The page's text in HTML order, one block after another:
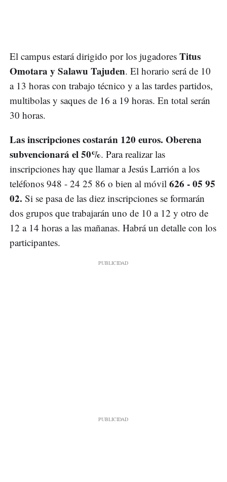
El campus estará dirigido por los jugadores Titus
Omotara y Salawu Tajuden. El horario será de 10
a 13 horas con trabajo técnico y a las tardes partidos,
multibolas y saques de 16 a 19 horas. En total serán
30 horas.
Las inscripciones costarán 120 euros. Oberena
subvencionará el 50%. Para realizar las
inscripciones hay que llamar a Jesús Larrión a los
teléfonos 948 - 24 25 86 o bien al móvil 626 - 05 95
02. Si se pasa de las diez inscripciones se formarán
dos grupos que trabajarán uno de 10 a 12 y otro de
12 a 14 horas a las mañanas. Habrá un detalle con los
participantes.